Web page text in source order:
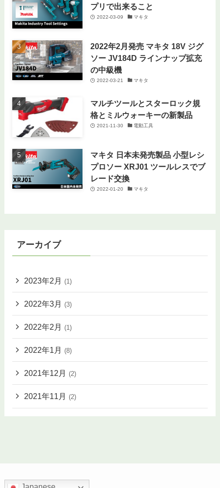
プリで出来ること
2022-03-09 マキタ
2022年2月発売 マキタ 18V ジグ
ソー JV184D ラインナップ拡充
の中級機
2022-03-21 マキタ
マルチツールとスターロック規
格とミルウォーキーの新製品
2021-11-30 電動工具
マキタ 日本未発売製品 小型レシ
プロソー XRJ01 ツールレスでブ
レード交換
2022-01-20 マキタ
アーカイブ
2023年2月 (1)
2022年3月 (3)
2022年2月 (1)
2022年1月 (8)
2021年12月 (2)
2021年11月 (2)